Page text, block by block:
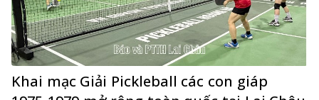
Khai mạc Giải Pickleball các con giáp